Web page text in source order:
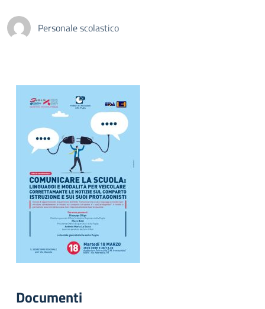
Personale scolastico
Documenti